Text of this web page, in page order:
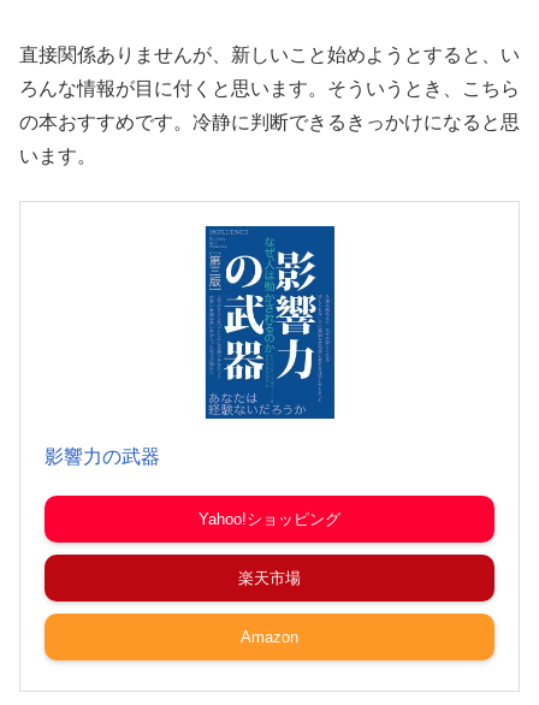
直接関係ありませんが、新しいこと始めようとすると、い
ろんな情報が目に付くと思います。そういうとき、こちら
の本おすすめです。冷静に判断できるきっかけになると思
います。
影響力の武器
Yahoo!ショッピング
楽天市場
Amazon